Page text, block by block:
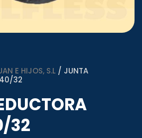
E HIJOS, S.L / JUNTA
40/32
32